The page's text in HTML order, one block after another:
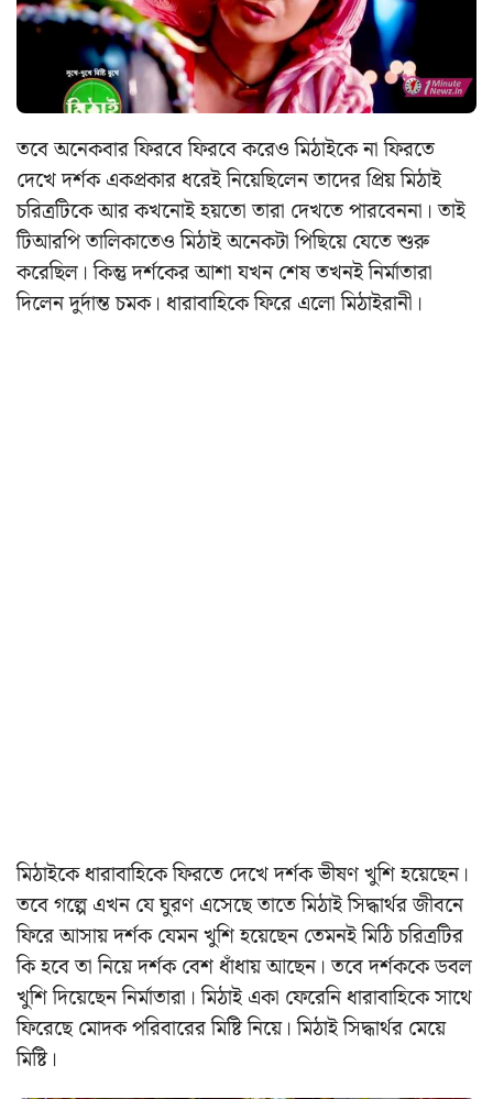
তবে অনেকবার ফিরবে ফিরবে করেও মিঠাইকে না ফিরতে
দেখে দর্শক একপ্রকার ধরেই নিয়েছিলেন তাদের প্রিয় মিঠাই
চরিত্রটিকে আর কখনোই হয়তো তারা দেখতে পারবেননা। তাই
টিআরপি তালিকাতেও মিঠাই অনেকটা পিছিয়ে যেতে শুরু
করেছিল। কিন্তু দর্শকের আশা যখন শেষ তখনই নির্মাতারা
দিলেন দুর্দান্ত চমক। ধারাবাহিকে ফিরে এলো মিঠাইরানী।
মিঠাইকে ধারাবাহিকে ফিরতে দেখে দর্শক ভীষণ খুশি হয়েছেন।
তবে গল্পে এখন যে ঘুরণ এসেছে তাতে মিঠাই সিদ্ধার্থর জীবনে
ফিরে আসায় দর্শক যেমন খুশি হয়েছেন তেমনই মিঠি চরিত্রটির
কি হবে তা নিয়ে দর্শক বেশ ধাঁধায় আছেন। তবে দর্শককে ডবল
খুশি দিয়েছেন নির্মাতারা। মিঠাই একা ফেরেনি ধারাবাহিকে সাথে
ফিরেছে মোদক পরিবারের মিষ্টি নিয়ে। মিঠাই সিদ্ধার্থর মেয়ে
মিষ্টি।